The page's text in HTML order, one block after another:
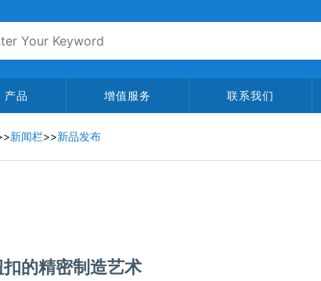
产品 增值服务 联系我们
新闻栏>>新品发布
的精密制造艺术